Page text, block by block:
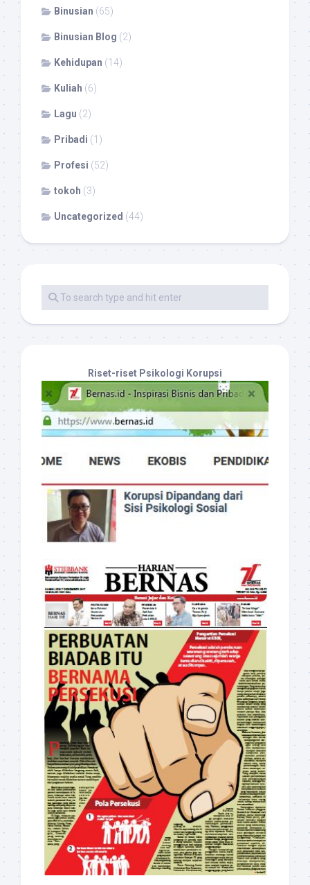
Binusian (65)
Binusian Blog (2)
Kehidupan (14)
Kuliah (6)
Lagu (2)
Pribadi (1)
Profesi (52)
tokoh (3)
Uncategorized (44)
Riset-riset Psikologi Korupsi